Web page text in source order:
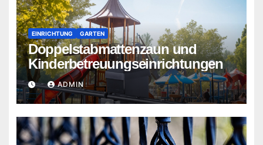
EINRICHTUNG GARTEN
Doppelstabmattenzaun und
Kinderbetreuungseinrichtungen
ADMIN